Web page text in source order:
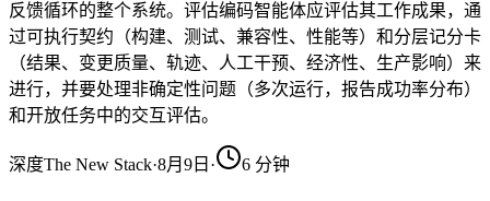
反馈循环的整个系统。评估编码智能体应评估其工作成果，通
过可执行契约（构建、测试、兼容性、性能等）和分层记分卡
（结果、变更质量、轨迹、人工干预、经济性、生产影响）来
进行，并要处理非确定性问题（多次运行，报告成功率分布）
和开放任务中的交互评估。
深度The New Stack·8月9日 · 6 分钟